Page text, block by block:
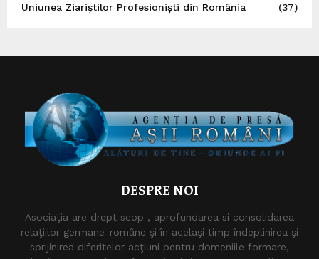
Uniunea Ziariștilor Profesioniști din România
(37)
DESPRE NOI
Asociaţia are drept scop , aprofundarea si consolidarea
relaţiilor germane-române şi în acelaşi timp îndeplinirea şi
sprijinirea diferitelor acţiuni pentru domeniile formare,